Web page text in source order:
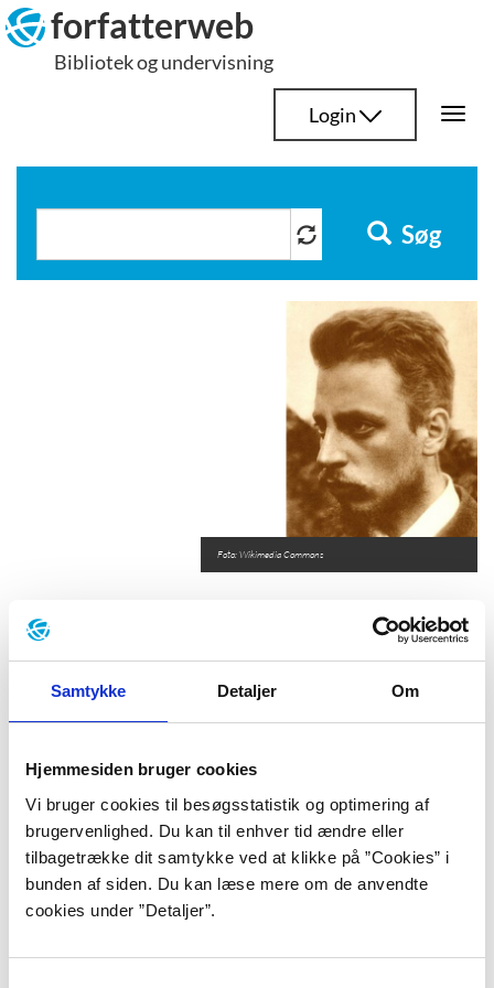
Samtykke Detaljer Om
Hjemmesiden bruger cookies
Vi bruger cookies til besøgsstatistik og optimering af
brugervenlighed. Du kan til enhver tid ændre eller
tilbagetrække dit samtykke ved at klikke på ”Cookies” i
bunden af siden. Du kan læse mere om de anvendte
cookies under ”Detaljer”.
Hop
til
indhold
forfatterweb
Bibliotek og undervisning
Login
Søg
Foto: Wikimedia Commons
Rainer Maria Rilke
redaktionen, 2024.
Blå bog
Født:4. december 1875, Prag, Østrig-Ungarn (nu i
Tjekkiet).
Død:29. december 1926, Valmont, Schweiz.